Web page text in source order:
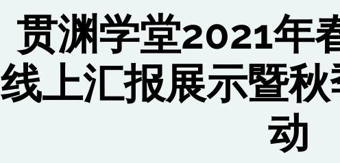
贯渊学堂2021年
线上汇报展示暨
动